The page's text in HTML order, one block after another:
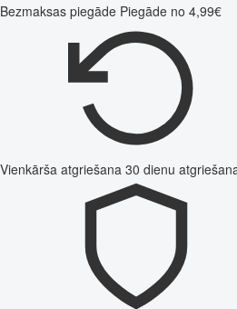
Bezmaksas piegāde Piegāde no 4,99€
Vienkārša atgriešana 30 dienu